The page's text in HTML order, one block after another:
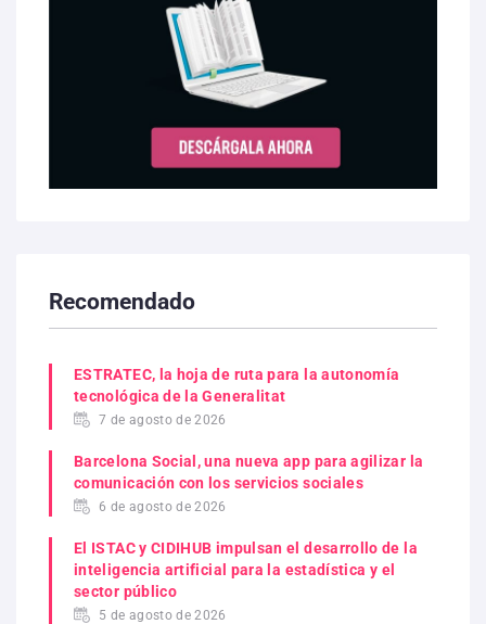
Recomendado
ESTRATEC, la hoja de ruta para la autonomía
tecnológica de la Generalitat
7 de agosto de 2026
Barcelona Social, una nueva app para agilizar la
comunicación con los servicios sociales
6 de agosto de 2026
El ISTAC y CIDIHUB impulsan el desarrollo de la
inteligencia artificial para la estadística y el
sector público
5 de agosto de 2026